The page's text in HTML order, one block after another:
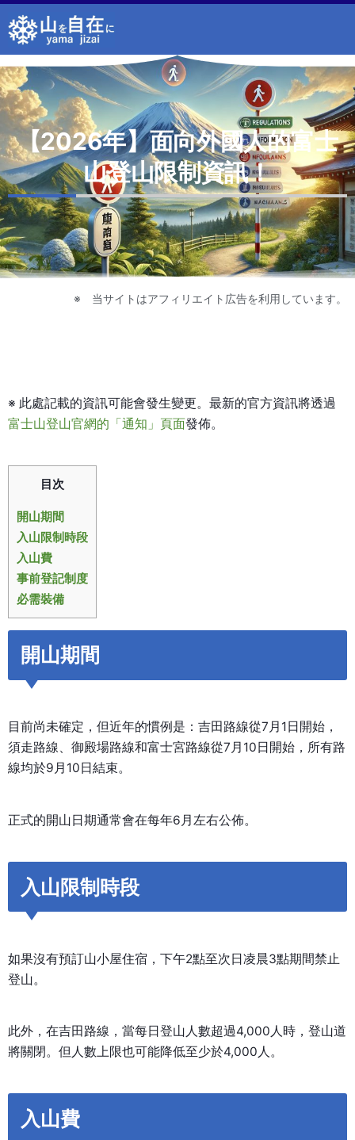
内
容
ス
キ
ッ
プ 【2026年】面向外國人的富士
山登山限制資訊！
※ 当サイトはアフィリエイト広告を利用しています。
※ 此處記載的資訊可能會發生變更。最新的官方資訊將透過
富士山登山官網的「通知」頁面發佈。
目次
開山期間
入山限制時段
入山費
事前登記制度
必需裝備
開山期間
目前尚未確定，但近年的慣例是：吉田路線從7月1日開始，
須走路線、御殿場路線和富士宮路線從7月10日開始，所有路
線均於9月10日結束。
正式的開山日期通常會在每年6月左右公佈。
入山限制時段
如果沒有預訂山小屋住宿，下午2點至次日凌晨3點期間禁止
登山。
此外，在吉田路線，當每日登山人數超過4,000人時，登山道
將關閉。但人數上限也可能降低至少於4,000人。
入山費